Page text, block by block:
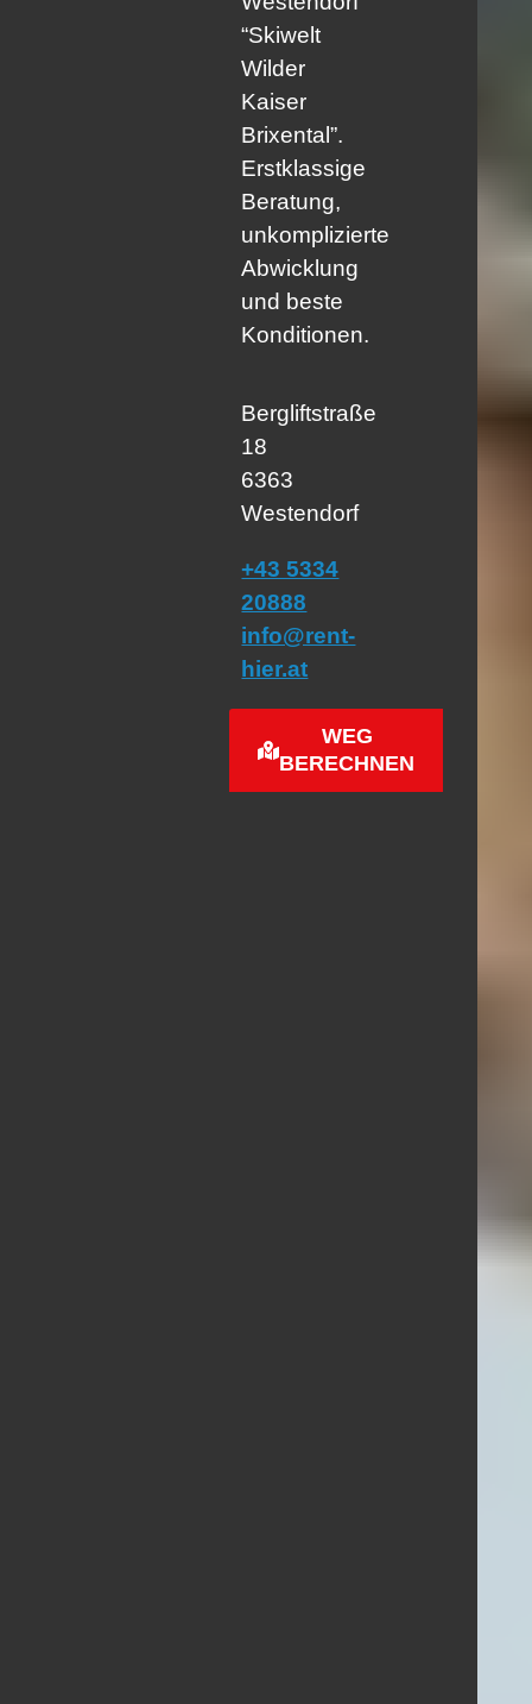
“Skiwelt
Wilder
Kaiser
Brixental”.
Erstklassige
Beratung,
unkomplizierte
Abwicklung
und beste
Konditionen.
Bergliftstraße
18
6363
Westendorf
+43 5334
20888
info@rent-
hier.at
WEG
BERECHNEN